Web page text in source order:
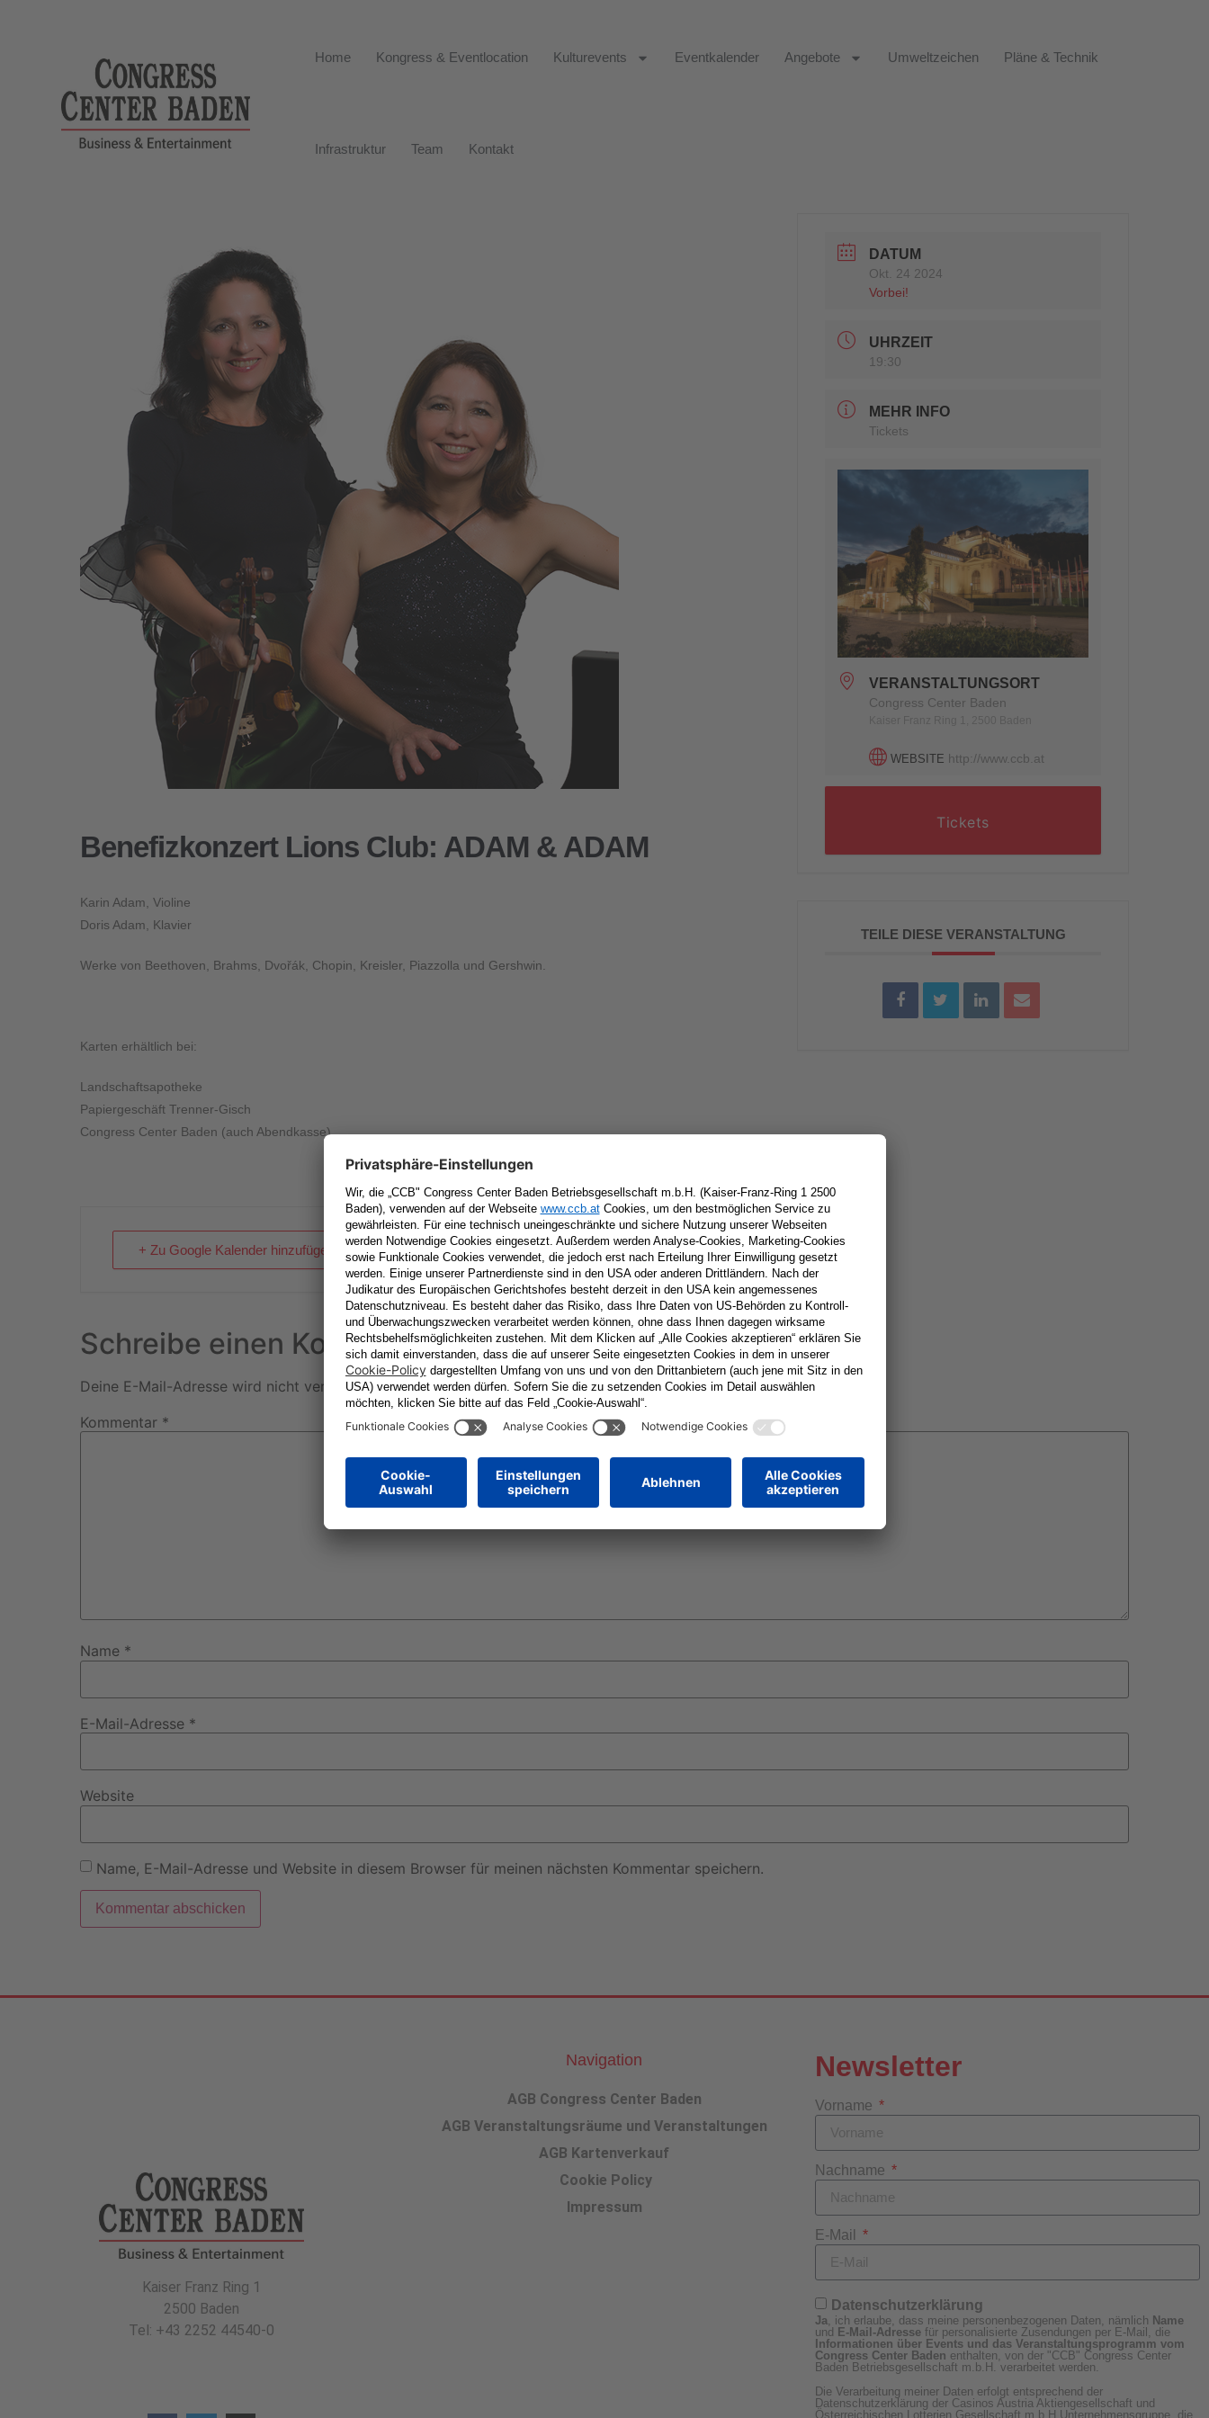
Home Kongress & Eventlocation Kulturevents Eventkalender Angebote Umweltzeichen Pläne & Technik
Infrastruktur Team Kontakt
Benefizkonzert Lions Club: ADAM & ADAM
Karin Adam, Violine
Doris Adam, Klavier
Werke von Beethoven, Brahms, Dvořák, Chopin, Kreisler, Piazzolla und Gershwin.
Karten erhältlich bei:
Landschaftsapotheke
Papiergeschäft Trenner-Gisch
Congress Center Baden (auch Abendkasse)
+ Zu Google Kalender hinzufügen + iCal / Outlook export
DATUM
Okt. 24 2024
Vorbei!
UHRZEIT
19:30
MEHR INFO
Tickets
VERANSTALTUNGSORT
Congress Center Baden
WEBSITE http://www.ccb.at
Tickets
TEILE DIESE VERANSTALTUNG
Schreibe einen Kommentar
Deine E-Mail-Adresse wird nicht veröffentlicht. Erforderliche Felder sind mit*markiert
Kommentar *
Name *
E-Mail-Adresse *
Website
Name, E-Mail-Adresse und Website in diesem Browser für meinen nächsten Kommentar speichern.
Kaiser Franz Ring 1
2500 Baden
Tel: +43 2252 44540-0
Navigation
AGB Congress Center Baden
AGB Veranstaltungsräume und Veranstaltungen
AGB Kartenverkauf
Cookie Policy
Impressum
Newsletter
Vorname
Nachname
E-Mail
Datenschutzerklärung
Ja , ich erlaube, dass meine personenbezogenen Daten, nämlich Name
und E-Mail-Adressefür personalisierte Zusendungen per E-Mail, die
Informationen über Events und das Veranstaltungsprogramm vom
Congress Center Baden enthalten, von der "CCB" Congress Center
Baden Betriebsgesellschaft m.b.H. verarbeitet werden.
Die Verarbeitung meiner Daten erfolgt entsprechend der
Datenschutzerklärung der Casinos Austria Aktiengesellschaft und
Österreichischen Lotterien Gesellschaft m.b.H Unternehmensgruppe, die